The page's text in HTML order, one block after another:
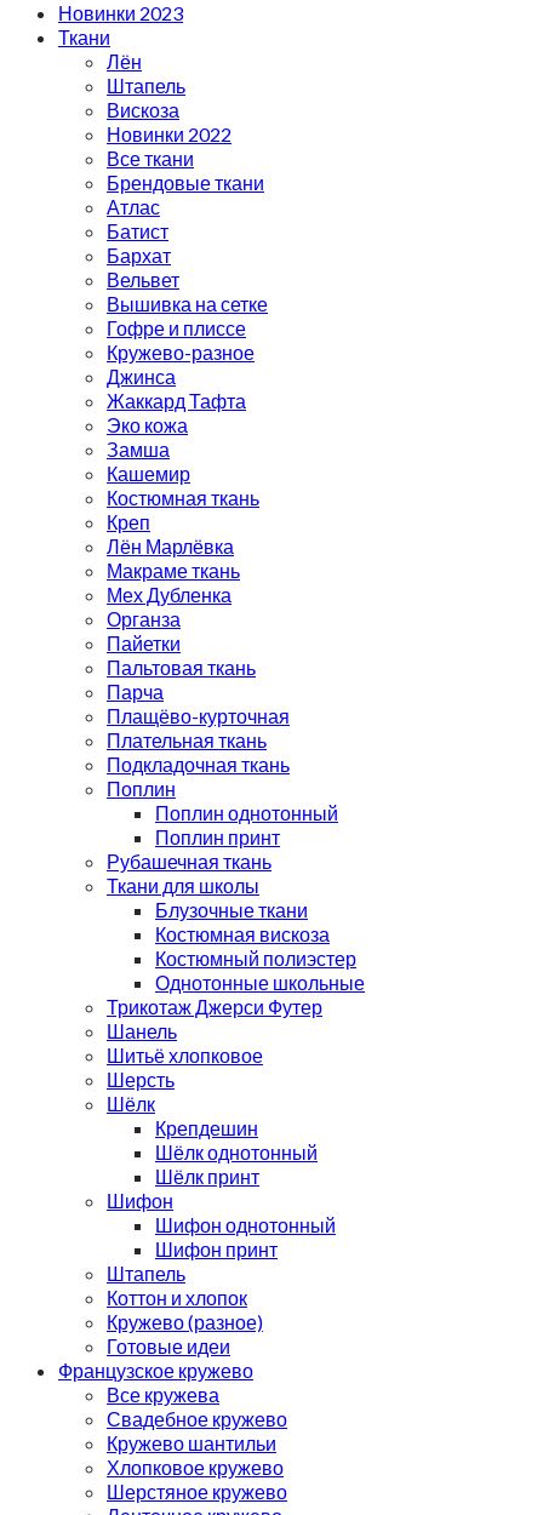
Новинки 2023
Ткани
Лён
Штапель
Вискоза
Новинки 2022
Все ткани
Брендовые ткани
Атлас
Батист
Бархат
Вельвет
Вышивка на сетке
Гофре и плиссе
Кружево-разное
Джинса
Жаккард Тафта
Эко кожа
Замша
Кашемир
Костюмная ткань
Креп
Лён Марлёвка
Макраме ткань
Мех Дубленка
Органза
Пайетки
Пальтовая ткань
Парча
Плащёво-курточная
Плательная ткань
Подкладочная ткань
Поплин
Поплин однотонный
Поплин принт
Рубашечная ткань
Ткани для школы
Блузочные ткани
Костюмная вискоза
Костюмный полиэстер
Однотонные школьные
Трикотаж Джерси Футер
Шанель
Шитьё хлопковое
Шерсть
Шёлк
Крепдешин
Шёлк однотонный
Шёлк принт
Шифон
Шифон однотонный
Шифон принт
Штапель
Коттон и хлопок
Кружево (разное)
Готовые идеи
Французское кружево
Все кружева
Свадебное кружево
Кружево шантильи
Хлопковое кружево
Шерстяное кружево